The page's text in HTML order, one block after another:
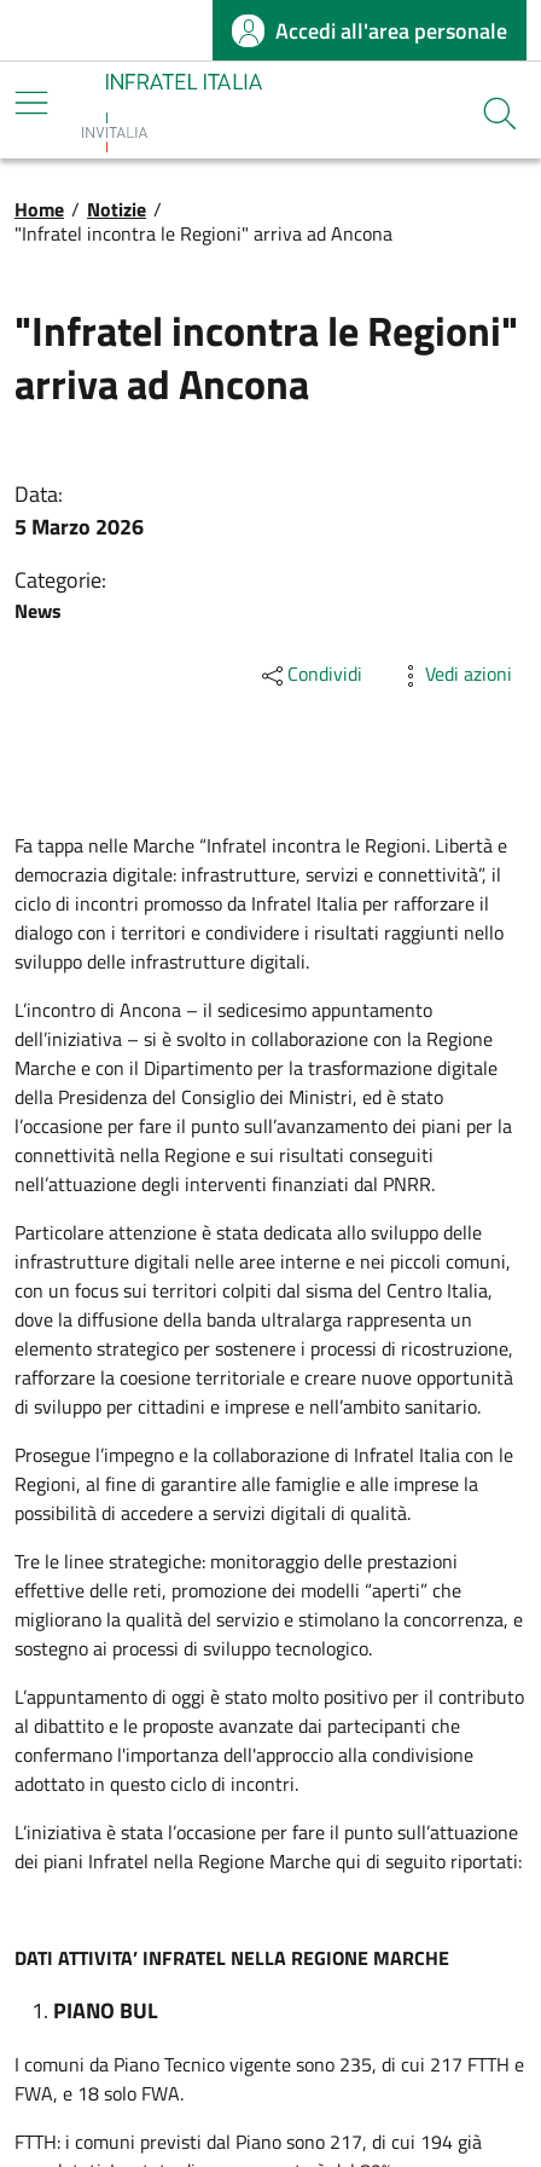
Salta al contenuto principaleAccedi all'area personale
Infratel
Briciole di pane
Home / Notizie /
"Infratel incontra le Regioni" arriva ad Ancona
"Infratel incontra le Regioni"
arriva ad Ancona
Data:
5 Marzo 2026
Categorie:
News
Condividi Vedi azioni
Fa tappa nelle Marche “Infratel incontra le Regioni. Libertà e
democrazia digitale: infrastrutture, servizi e connettività”, il
ciclo di incontri promosso da Infratel Italia per rafforzare il
dialogo con i territori e condividere i risultati raggiunti nello
sviluppo delle infrastrutture digitali.
L’incontro di Ancona – il sedicesimo appuntamento
dell’iniziativa – si è svolto in collaborazione con la Regione
Marche e con il Dipartimento per la trasformazione digitale
della Presidenza del Consiglio dei Ministri, ed è stato
l’occasione per fare il punto sull’avanzamento dei piani per la
connettività nella Regione e sui risultati conseguiti
nell’attuazione degli interventi finanziati dal PNRR.
Particolare attenzione è stata dedicata allo sviluppo delle
infrastrutture digitali nelle aree interne e nei piccoli comuni,
con un focus sui territori colpiti dal sisma del Centro Italia,
dove la diffusione della banda ultralarga rappresenta un
elemento strategico per sostenere i processi di ricostruzione,
rafforzare la coesione territoriale e creare nuove opportunità
di sviluppo per cittadini e imprese e nell’ambito sanitario.
Prosegue l’impegno e la collaborazione di Infratel Italia con le
Regioni, aI fine di garantire alle famiglie e alle imprese la
possibilità di accedere a servizi digitali di qualità.
Tre le linee strategiche: monitoraggio delle prestazioni
effettive delle reti, promozione dei modelli “aperti” che
migliorano la qualità del servizio e stimolano la concorrenza, e
sostegno ai processi di sviluppo tecnologico.
L’appuntamento di oggi è stato molto positivo per il contributo
al dibattito e le proposte avanzate dai partecipanti che
confermano l'importanza dell'approccio alla condivisione
adottato in questo ciclo di incontri.
L’iniziativa è stata l’occasione per fare il punto sull’attuazione
dei piani Infratel nella Regione Marche qui di seguito riportati:
DATI ATTIVITA’ INFRATEL NELLA REGIONE MARCHE
PIANO BUL
I comuni da Piano Tecnico vigente sono 235, di cui 217 FTTH e
FWA, e 18 solo FWA.
FTTH: i comuni previsti dal Piano sono 217, di cui 194 già